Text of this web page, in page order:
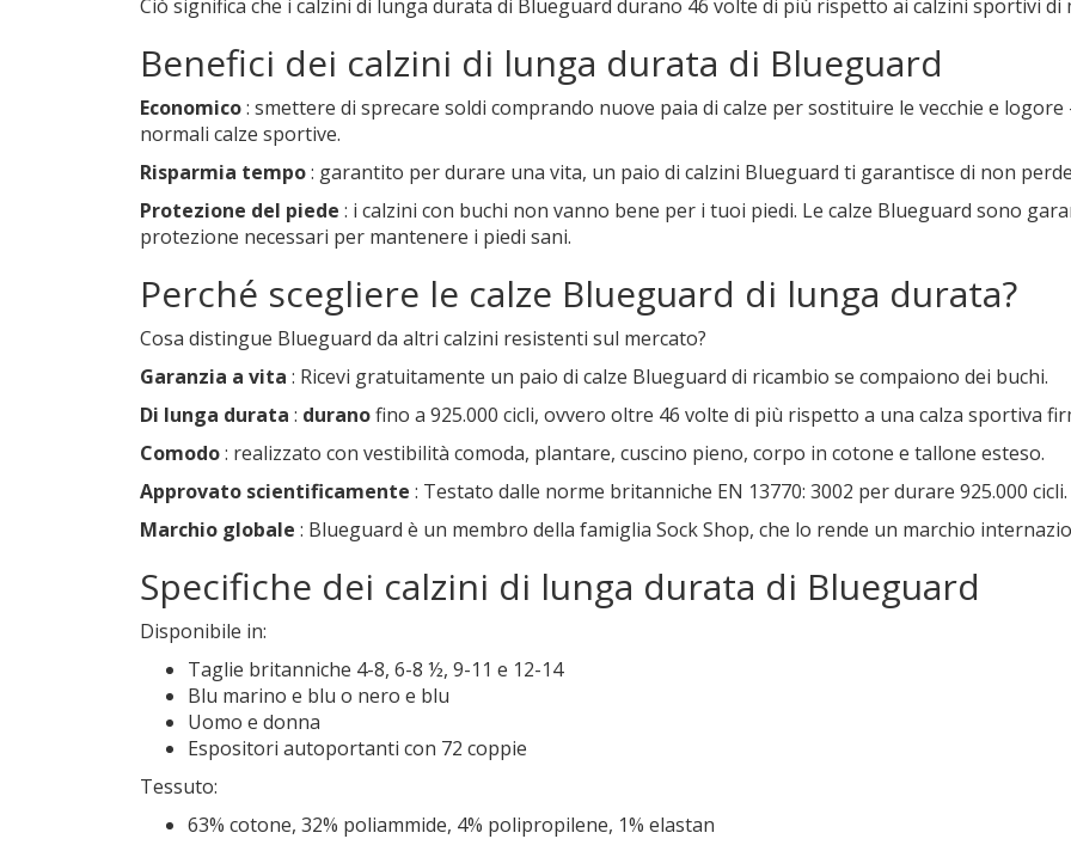
Ciò significa che i calzini di lunga durata di Blueguard durano 46 volte di più rispetto ai calzini sportivi di
Benefici dei calzini di lunga durata di Blueguard
Economico: smettere di sprecare soldi comprando nuove paia di calze per sostituire le vecchie e
normali calze sportive.
Risparmia tempo: garantito per durare una vita, un paio di calzini Blueguard ti garantisce di non
Protezione del piede : i calzini con buchi non vanno bene per i tuoi piedi. Le calze Blueguard sono
protezione necessari per mantenere i piedi sani.
Perché scegliere le calze Blueguard di lunga durata?
Cosa distingue Blueguard da altri calzini resistenti sul mercato?
Garanzia a vita : Ricevi gratuitamente un paio di calze Blueguard di ricambio se compaiono dei buchi.
Di lunga durata : duranofino a 925.000 cicli, ovvero oltre 46 volte di più rispetto a una calza sportiva
Comodo: realizzato con vestibilità comoda, plantare, cuscino pieno, corpo in cotone e tallone esteso.
Approvato scientificamente : Testato dalle norme britanniche EN 13770: 3002 per durare 925.000 cicli.
Marchio globale : Blueguard è un membro della famiglia Sock Shop, che lo rende un marchio
Specifiche dei calzini di lunga durata di Blueguard
Disponibile in:
Taglie britanniche 4-8, 6-8 ½, 9-11 e 12-14
Blu marino e blu o nero e blu
Uomo e donna
Espositori autoportanti con 72 coppie
Tessuto:
63% cotone, 32% poliammide, 4% polipropilene, 1% elastan